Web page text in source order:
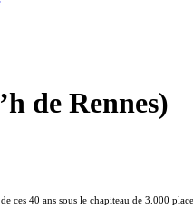
de Rennes)
40 ans sous le chapiteau de 3.000